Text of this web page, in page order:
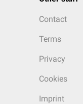
Contact
Terms
Privacy
Cookies
Imprint